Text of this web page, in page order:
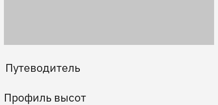
Путеводитель
Профиль высот